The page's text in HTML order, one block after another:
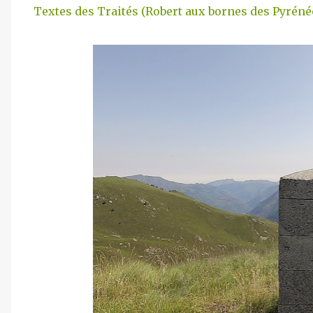
Textes des Traités (Robert aux bornes des